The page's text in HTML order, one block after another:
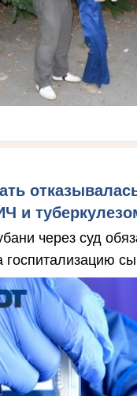
и
через суд
госпитализацию